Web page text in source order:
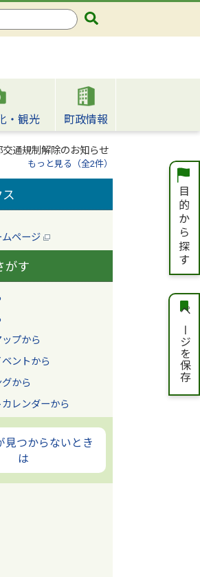
・観光 町政情報
交通規制解除のお知らせ
もっと見る（全2件）
ス
ページ
がす
プから
ントから
から
レンダーから
見つからないとき
は
ページを保存